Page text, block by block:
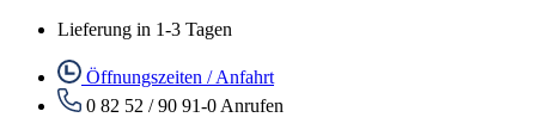
Lieferung in 1-3 Tagen
Öffnungszeiten / Anfahrt
0 82 52 / 90 91-0 Anrufen